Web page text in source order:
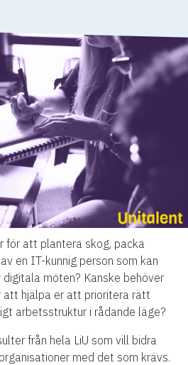
för att plantera skog, packa
en IT-kunnig person som kan
möten? Kanske behöver
att hjälpa er att prioritera rätt
arbetsstruktur i rådande läge?
från hela LiU som vill bidra
med det som krävs.